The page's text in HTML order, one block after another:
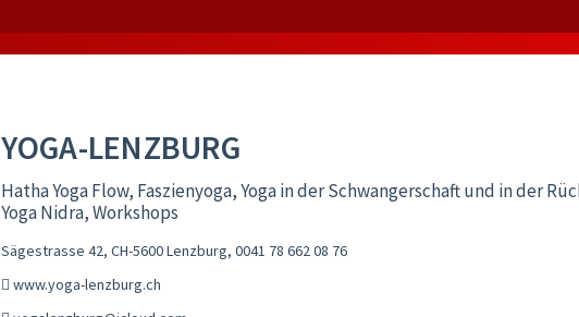
YOGA-LENZBURG
Hatha Yoga Flow, Faszienyoga, Yoga in der Schwangerschaft und in der
Yoga Nidra, Workshops
Sägestrasse 42, CH-5600 Lenzburg, 0041 78 662 08 76
www.yoga-lenzburg.ch